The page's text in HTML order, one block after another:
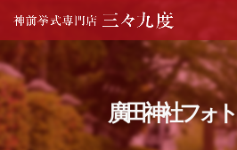
廣田神社フォ